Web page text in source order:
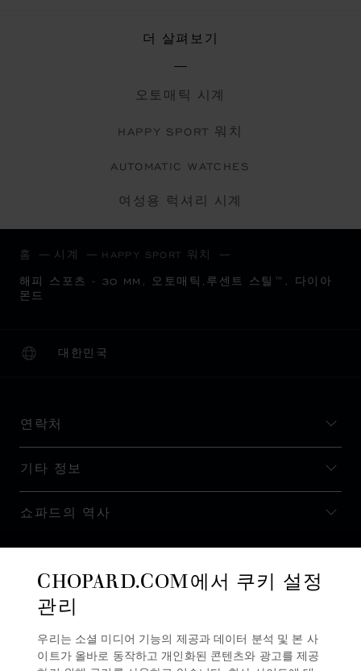
더 살펴보기
오토매틱 시계
HAPPY SPORT 워치
AUTOMATIC WATCHES
여성용 럭셔리 시계
홈 시계 HAPPY SPORT 워치
해피 스포츠 - 30 MM, 오토매틱,루센트 스틸™, 다이아
몬드
대한민국
현지화(국가 변경)
국가 변경
연락처
기타 정보
쇼파드의 역사
뉴스레터 구독
CHOPARD.COM에서 쿠키 설정
관리
우리는 소셜 미디어 기능의 제공과 데이터 분석 및 본 사
이트가 올바로 동작하고 개인화된 콘텐츠와 광고를 제공